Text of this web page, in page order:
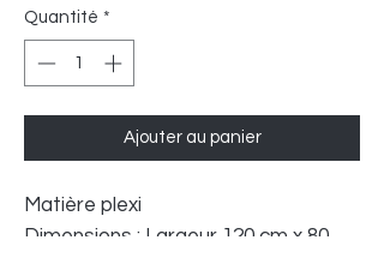
Quantité *
Ajouter au panier
Matière plexi
Dimensions : Largeur 120 cm x 80